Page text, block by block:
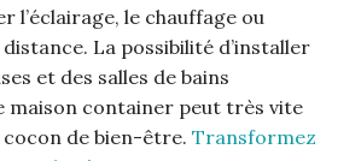
l’éclairage, le chauffage ou
La possibilité d’installer
et des salles de bains
maison container peut très vite
de bien-être. Transformez